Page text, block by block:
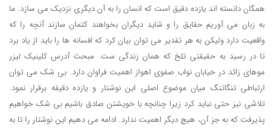
همگان دانسته اند یازده دقیق است که انسان را به آن دیگری نزدیک می سازد. ما
به زبان می آوریم حقایق را و شاید دیگران بخواهند کتمان سازند آنچه را که
واقعیت دارد ولیکن به هر تقدیر می توان بیان کرد که افسانه ها را باید از یاد برد
تا در رسید به حقیقتی تلخ که همان زندگی ست. مبحث آدرس کلینیک لیزر
موهای زائد در خیابان نواب صفوی اهواز اهمیت فراوان دارد. بی شک می توان
ارتباطی تنگاتنگ میان موضوع اصلی این نوشتار و یازده دقیقه برقرار نمود.
تلاشی نیز حتی نباید کرد زیرا چنانچه با خویشتن صادق باشیم بی شک خواهیم
پذیرفت که به جز آن، هیچ دیگر اهمیت ندارد. ادامه می دهیم این نوشتار را تا به